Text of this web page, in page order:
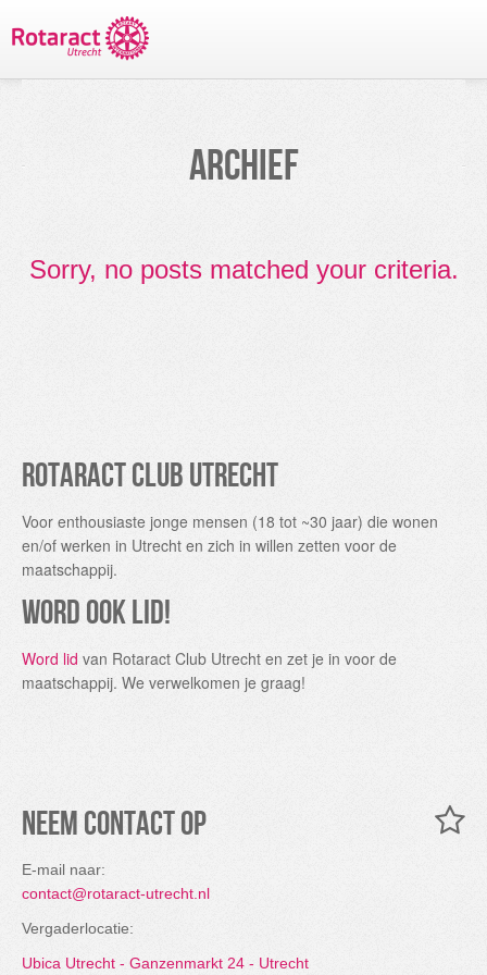
ARCHIEF
Sorry, no posts matched your criteria.
Rotaract Club Utrecht
Voor enthousiaste jonge mensen (18 tot ~30 jaar) die wonen
en/of werken in Utrecht en zich in willen zetten voor de
maatschappij.
Word ook lid!
Word lid van Rotaract Club Utrecht en zet je in voor de
maatschappij. We verwelkomen je graag!
Neem contact op
E-mail naar:
contact@rotaract-utrecht.nl
Vergaderlocatie:
Ubica Utrecht - Ganzenmarkt 24 - Utrecht